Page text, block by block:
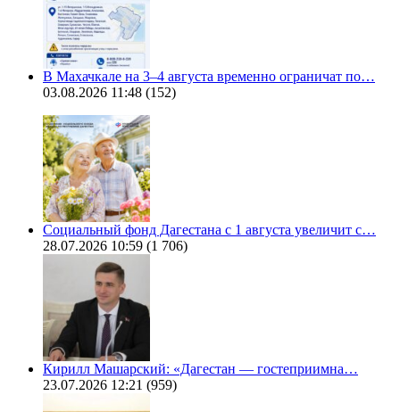
В Махачкале на 3–4 августа временно ограничат по…
03.08.2026 11:48 (152)
Социальный фонд Дагестана с 1 августа увеличит с…
28.07.2026 10:59 (1 706)
Кирилл Машарский: «Дагестан — гостеприимна…
23.07.2026 12:21 (959)